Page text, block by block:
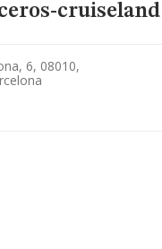
6, 08010,